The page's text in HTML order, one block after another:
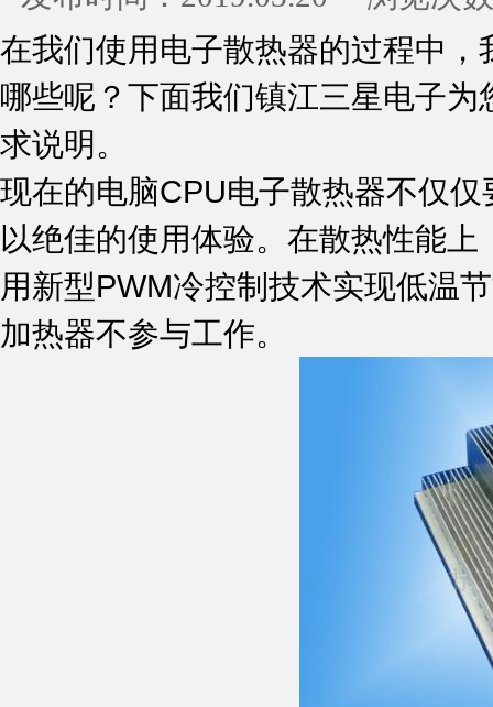
在我们使用电子散热器的过程中
哪些呢？下面我们镇江三星电子
求说明。
现在的电脑CPU电子散热器不仅
以绝佳的使用体验。在散热性能
用新型PWM冷控制技术实现低温
加热器不参与工作。